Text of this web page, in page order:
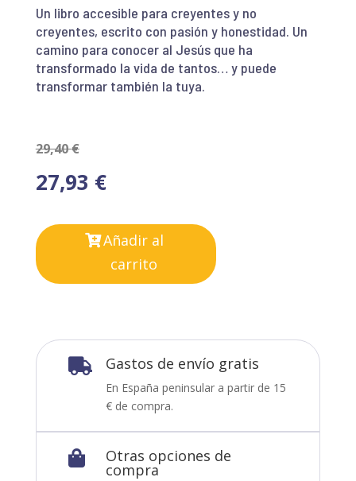
Un libro accesible para creyentes y no
creyentes, escrito con pasión y honestidad. Un
camino para conocer al Jesús que ha
transformado la vida de tantos… y puede
transformar también la tuya.
29,40€
27,93 €
Añadir al
carrito
 Gastos de envío gratis
En España peninsular a partir de 15
€ de compra.
 Otras opciones de
compra